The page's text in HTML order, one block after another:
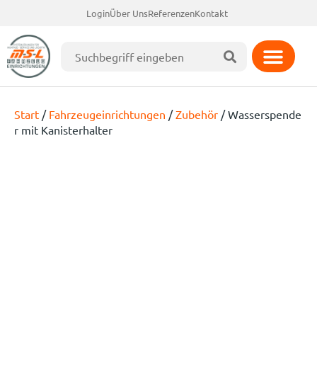
LoginÜber UnsReferenzenKontakt
Start / Fahrzeugeinrichtungen /Zubehör / Wasserspende
r mit Kanisterhalter